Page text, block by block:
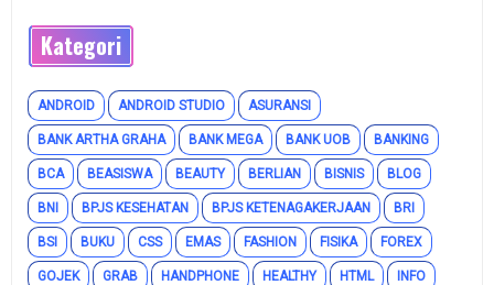
Kategori
ANDROID ANDROID STUDIO ASURANSI
BANK ARTHA GRAHA BANK MEGA BANK UOB BANKING
BCA BEASISWA BEAUTY BERLIAN BISNIS BLOG
BNI BPJS KESEHATAN BPJS KETENAGAKERJAAN BRI
BSI BUKU CSS EMAS FASHION FISIKA FOREX
GOJEK GRAB HANDPHONE HEALTHY HTML INFO